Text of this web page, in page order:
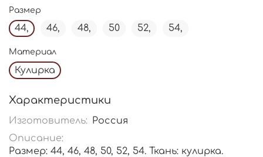
Размер
44, 46, 48, 50 52, 54,
Материал
Кулирка
Характеристики
Изготовитель:
Россия
Описание:
Размер: 44, 46, 48, 50, 52, 54. Ткань: кулирка.